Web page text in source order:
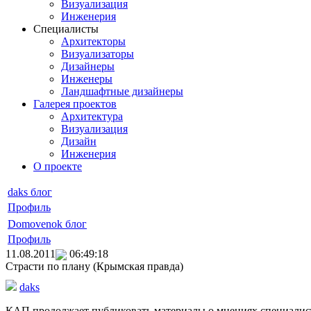
Визуализация
Инженерия
Специалисты
Архитекторы
Визуализаторы
Дизайнеры
Инженеры
Ландшафтные дизайнеры
Галерея проектов
Архитектура
Визуализация
Дизайн
Инженерия
О проекте
daks блог
Профиль
Domovenok блог
Профиль
11.08.2011
06:49:18
Страсти по плану (Крымская правда)
daks